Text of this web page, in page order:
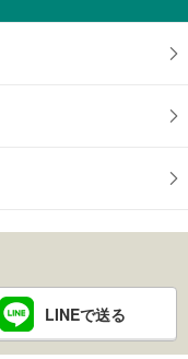
LINEで送る